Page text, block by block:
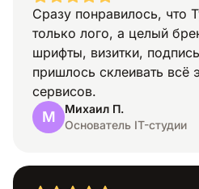
Сразу понравилось, что
только лого, а целый
шрифты, визитки,
пришлось склеивать всё
сервисов.
М
Михаил П.
Основатель IT-студии